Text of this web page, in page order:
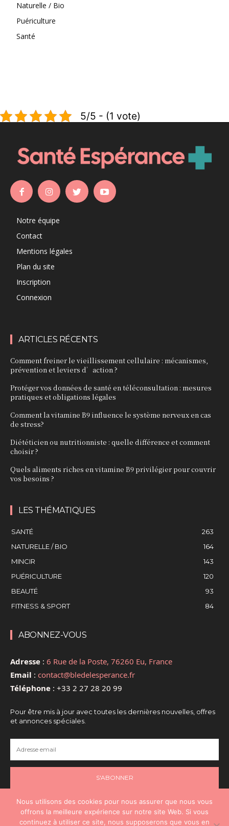
Naturelle / Bio
Puériculture
Santé
5/5 - (1 vote)
Notre équipe
Contact
Mentions légales
Plan du site
Inscription
Connexion
ARTICLES RÉCENTS
Comment freiner le vieillissement cellulaire : mécanismes,
prévention et leviers d’action ?
Protéger vos données de santé en téléconsultation : mesures
pratiques et obligations légales
Comment la vitamine B9 influence le système nerveux en cas
de stress?
Diététicien ou nutritionniste : quelle différence et comment
choisir ?
Quels aliments riches en vitamine B9 privilégier pour couvrir
vos besoins ?
LES THÉMATIQUES
SANTÉ
263
NATURELLE / BIO
164
MINCIR
143
PUÉRICULTURE
120
BEAUTÉ
93
FITNESS & SPORT
84
ABONNEZ-VOUS
Adresse : 6 Rue de la Poste, 76260 Eu, France
Email : contact@bledelesperance.fr
Téléphone : +33 2 27 28 20 99
Pour être mis à jour avec toutes les dernières nouvelles, offres
et annonces spéciales.
S'ABONNER
Nous utilisons des cookies pour nous assurer que nous vous
offrons la meilleure expérience sur notre site Web. Si vous
continuez à utiliser ce site, nous supposerons que vous en